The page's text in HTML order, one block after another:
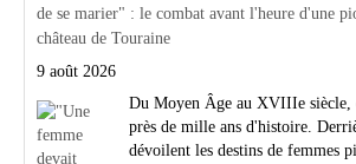
de se marier" : le combat avant l'heure d'une
château de Touraine
9 août 2026
Du Moyen Âge au XVIIIe siècle,
près de mille ans d'histoire.
dévoilent les destins de femmes